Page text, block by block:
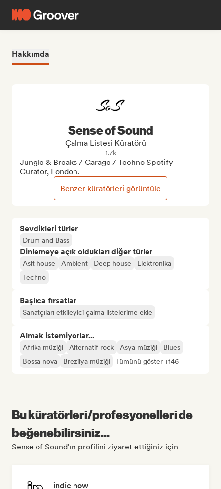
Hakkımda
Sevdikleri türler
Drum and Bass
Dinlemeye açık oldukları diğer türler
Asit house Ambient Deep house
Elektronika
Techno
Başlıca fırsatlar
Sanatçıları etkileyici çalma listelerime ekle
Almak istemiyorlar...
Afrika müziği Alternatif rock Asya müziği
Blues
Bossa nova
Brezilya müziği Tümünü göster +146
Sense of Sound
Çalma Listesi Küratörü
1.7k
Jungle & Breaks / Garage / Techno Spotify
Curator, London.
Benzer küratörleri görüntüle
Bu küratörleri/profesyonelleri de
beğenebilirsiniz...
Sense of Sound'ın profilini ziyaret ettiğiniz için
indie now